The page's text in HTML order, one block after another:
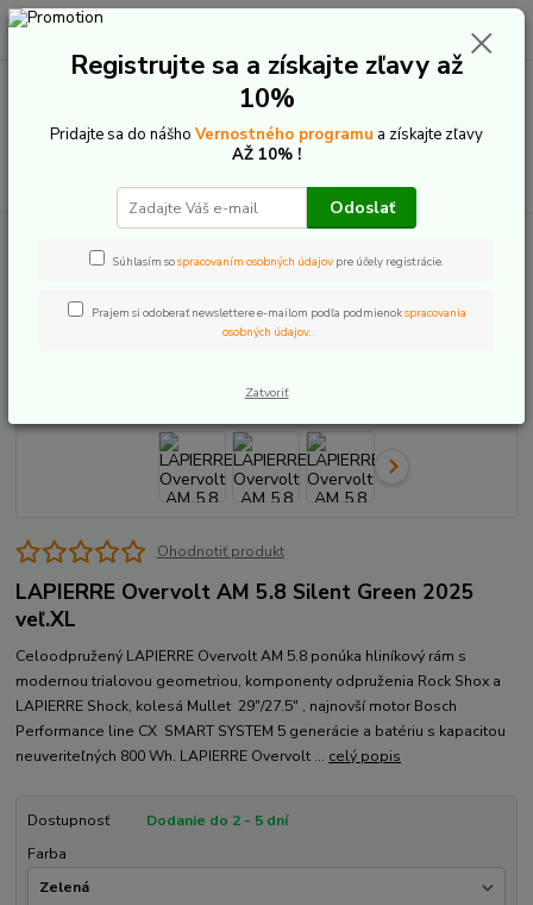
+421 907 20 22 33
0,00 €
AM 5.8 2025
LAPIERRE Overvolt AM 5.8 2025
Ohodnotiť produkt
LAPIERRE Overvolt AM 5.8 Silent Green 2025
veľ.XL
Celoodpružený LAPIERRE Overvolt AM 5.8 ponúka hliníkový rám s
modernou trialovou geometriou, komponenty odpruženia Rock Shox a
LAPIERRE Shock, kolesá Mullet 29"/27.5" , najnovší motor Bosch
Performance line CX SMART SYSTEM 5 generácie a batériu s kapacitou
neuveriteľných 800 Wh. LAPIERRE Overvolt ... celý popis
Dostupnosť
Dodanie do 2 - 5 dní
Farba
Registrujte sa a získajte zľavy až
10%
Pridajte sa do nášho Vernostného programu a získajte zľavy
AŽ 10% !
Odoslať
Súhlasím sospracovaním osobných údajov pre účely registrácie.
Prajem si odoberať newslettere e-mailom podľa podmienokspracovania
osobných údajov.
Zatvoriť